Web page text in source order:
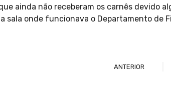
ainda não receberam os carnês devido
sala onde funcionava o Departamento de
ANTERIOR